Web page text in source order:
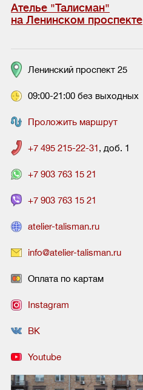
Ателье "Талисман"
на Ленинском проспекте
Ленинский проспект 25
09:00-21:00 без выходных
Проложить маршрут
+7 495 215-22-31, доб. 1
+7 903 763 15 21
+7 903 763 15 21
atelier-talisman.ru
info@atelier-talisman.ru
Оплата по картам
Instagram
ВК
Youtube